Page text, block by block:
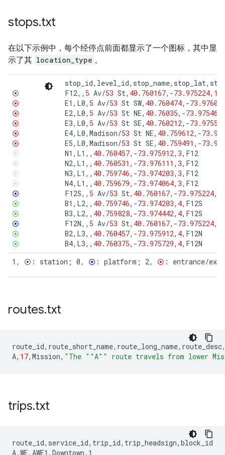
stops.txt
在以下示例中，每个经停点前面都显示了一个图标，其中显
示了其 location_type 。
⦿
⦿
⦿
⦿
⦿
⦿
⦿
⦿
⦿
⦿
⦿
⦿
⦿
⦿
⦿
stop_id, level_id, stop_name, stop_lat,
F12,, 5 Av/53 St, 40.760167, -73.975224, 1
E1 , L0, 5 Av/53 St SW, 40.760474, -
E2, L0, 5 Av/53 St NE, 40.76035, -73.97546
E3, L0, 5 Av/53 St SE, 40.760212, -
E4, L0, Madison/53 St NE, 40.759612, -
E5, L0, Madison/53 St SE, 40.759491 , -
N1 , L1 ,, 40.760457, -73.975912, 3, F12
N2, L1 ,, 40.760531 , -73.976111 , 3, F12
N3, L1 ,, 40.759746, -73.974203, 3, F12
N4, L1 ,, 40.759679, -73.974064, 3, F12
F12S,, 5 Av/53 St, 40.760167, -73.975224,
B1 , L2,, 40.759746, -73.974203, 4, F12S
B3, L2,, 40.759828, -73.974442, 4, F12S
F12N,, 5 Av/53 St, 40.760167, -73.975224,
B2, L3,, 40.760457, -73.975912, 4, F12N
B4, L3,, 40.760375, -73.975729, 4, F12N
1, ⦿: station; 0, ⦿ : platform; 2, ⦿ : entrance/
routes.txt
route_id, route_short_name, route_long_name, route_desc
A, 17, Mission, "The ""A"" route travels from lower
trips.txt
route_id,service_id,trip_id,trip_headsign,block_id
A,WE,AWE1,Downtown,1